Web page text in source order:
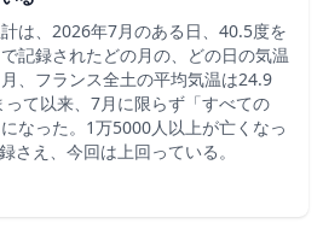
は、2026年7月のある日、40.5度を
記録されたどの月の、どの日の気温
、フランス全土の平均気温は24.9
て以来、7月に限らず「すべての
なった。1万5000人以上が亡くなっ
さえ、今回は上回っている。